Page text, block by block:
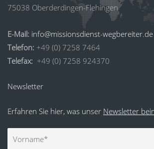
75038 Oberderdingen-Flehingen
E-Mail: info@missionsdienst-wegbereiter.de
Telefon: +49 (0) 7258 7464
Telefax: +49 (0) 7258 924370
Newsletter
Erfahren Sie hier, was unser Newsletter
Vorname